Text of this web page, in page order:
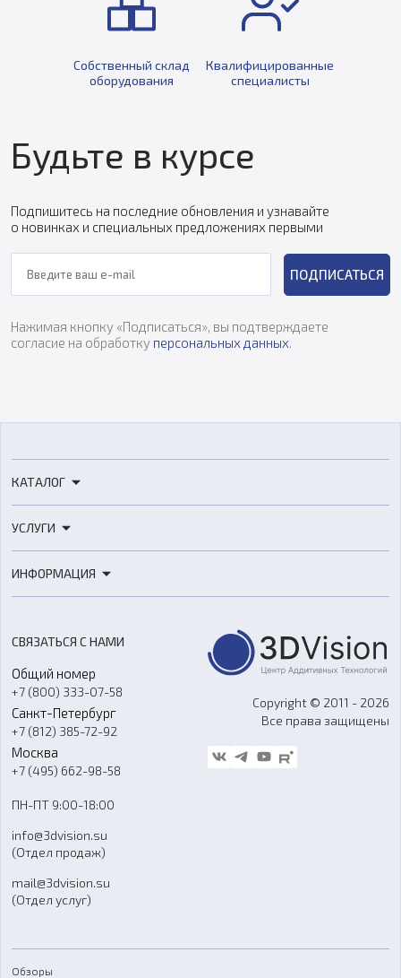
Собственный склад
оборудования
Квалифицированные
специалисты
Будьте в курсе
Подпишитесь на последние обновления и узнавайте
о новинках и специальных предложениях первыми
ПОДПИСАТЬСЯ
Нажимая кнопку «Подписаться», вы подтверждаете
согласие на обработку персональных данных.
КАТАЛОГ
3D-сканеры
Расходные материалы
Оборудование и материалы для вакуумного литья
Аксессуары и прочее оборудование
Программное обеспечение
УСЛУГИ
3D-моделирование
Ремонт и услуги
ИНФОРМАЦИЯ
О компании
Контакты
Гос. закупки
Стать дилером
Блог
FAQ
СВЯЗАТЬСЯ С НАМИ
Общий номер
+7 (800) 333-07-58
Санкт-Петербург
+7 (812) 385-72-92
Москва
+7 (495) 662-98-58
ПН-ПТ 9:00-18:00
info@3dvision.su
(Отдел продаж)
mail@3dvision.su
(Отдел услуг)
Copyright © 2011 - 2026
Все права защищены
Обзоры